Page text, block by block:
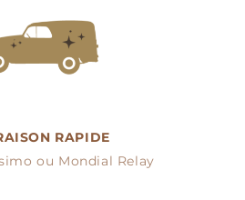
RAPIDE
ou Mondial Relay